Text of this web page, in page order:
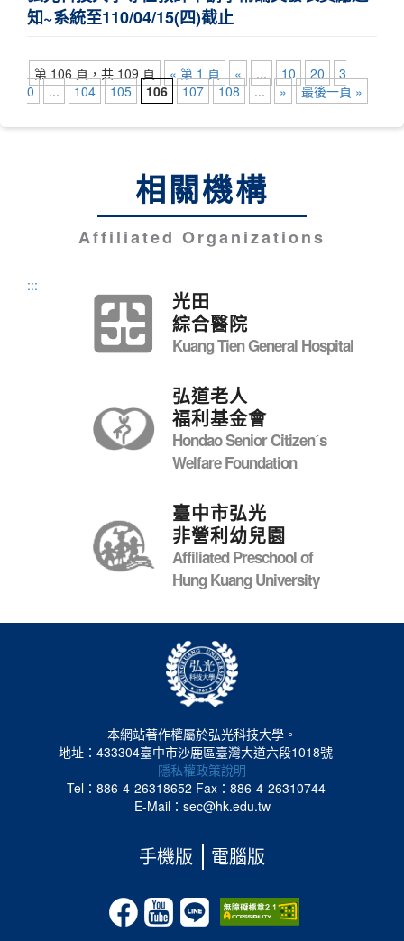
知~系統至110/04/15(四)截止
第 106 頁，共 109 頁 « 第 1 頁 « ... 10 20
3
0
... 104 105 106 107 108 ... » 最後一頁 »
相關機構
Affiliated Organizations
:::
光田
綜合醫院
Kuang Tien General Hospital
弘道老人
福利基金會
Hondao Senior Citizenˊs
Welfare Foundation
臺中市弘光
非營利幼兒園
Affiliated Preschool of
Hung Kuang University
本網站著作權屬於弘光科技大學。
地址：433304臺中市沙鹿區臺灣大道六段1018號
隱私權政策說明
Tel：886-4-26318652 Fax：886-4-26310744
E-Mail：sec@hk.edu.tw
手機版 電腦版